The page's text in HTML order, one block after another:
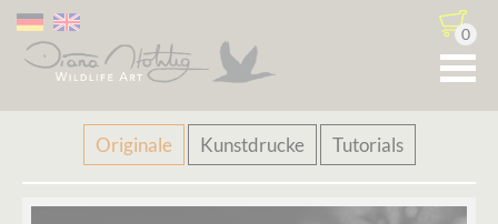
0
Navigation
überspringen
Originale Kunstdrucke Tutorials